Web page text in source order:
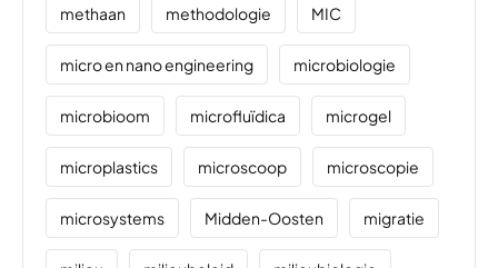
methaan methodologie MIC
micro en nano engineering microbiologie
microbioom microfluïdica microgel
microplastics microscoop microscopie
microsystems Midden-Oosten migratie